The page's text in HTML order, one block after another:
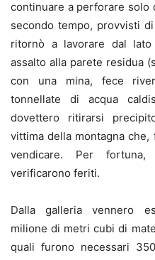
continuare a perforare solo
secondo tempo, provvisti
ritornò a lavorare dal lato
assalto alla parete residua
con una mina, fece
tonnellate di acqua
dovettero ritirarsi
vittima della montagna
vendicare. Per
verificarono feriti.
Dalla galleria vennero
milione di metri cubi di
quali furono necessari